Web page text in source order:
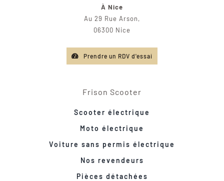
À Nice
Au 29 Rue Arson,
06300 Nice
Prendre un RDV d'essai
Frison Scooter
Scooter électrique
Moto électrique
Voiture sans permis électrique
Nos revendeurs
Pièces détachées